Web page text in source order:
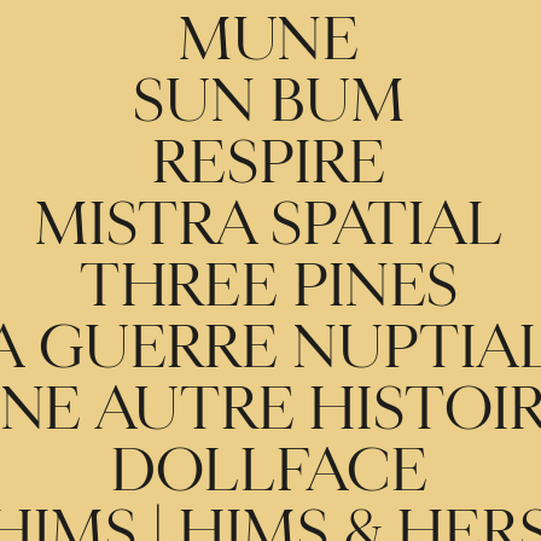
MUNE
SUN BUM
RESPIRE
MISTRA SPATIAL
THREE PINES
GUERRE
AUTRE
DOLLFACE